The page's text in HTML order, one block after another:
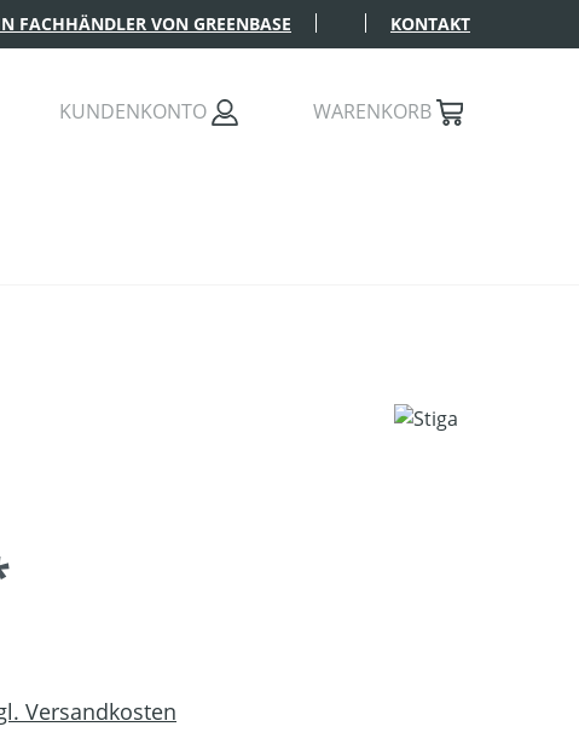
FACHHÄNDLER VON GREENBASE KONTAKT
KUNDENKONTO WARENKORB
Versandkosten